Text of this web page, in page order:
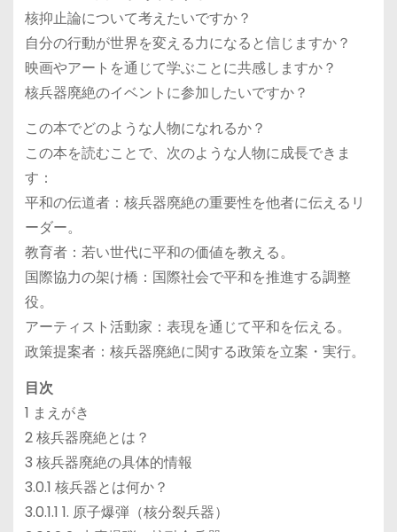
核抑止論について考えたいですか？
自分の行動が世界を変える力になると信じますか？
映画やアートを通じて学ぶことに共感しますか？
核兵器廃絶のイベントに参加したいですか？
この本でどのような人物になれるか？
この本を読むことで、次のような人物に成長できま
す：
平和の伝道者：核兵器廃絶の重要性を他者に伝えるリ
ーダー。
教育者：若い世代に平和の価値を教える。
国際協力の架け橋：国際社会で平和を推進する調整
役。
アーティスト活動家：表現を通じて平和を伝える。
政策提案者：核兵器廃絶に関する政策を立案・実行。
目次
1 まえがき
2 核兵器廃絶とは？
3 核兵器廃絶の具体的情報
3.0.1 核兵器とは何か？
3.0.1.1 1. 原子爆弾（核分裂兵器）